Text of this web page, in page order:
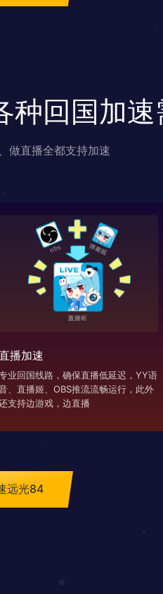
种回国加速
做直播全都支持加速
播加速
业回国线路，确保直播低延迟，YY语
、直播姬、OBS推流流畅运行，此外
支持边游戏，边直播
远光84